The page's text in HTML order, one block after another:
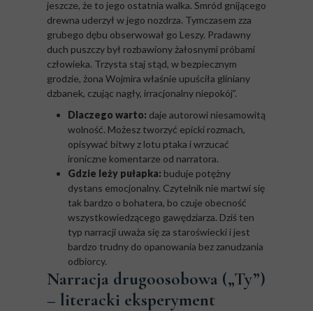
jeszcze, że to jego ostatnia walka. Smród gnijącego
drewna uderzył w jego nozdrza. Tymczasem zza
grubego dębu obserwował go Leszy. Pradawny
duch puszczy był rozbawiony żałosnymi próbami
człowieka. Trzysta staj stąd, w bezpiecznym
grodzie, żona Wojmira właśnie upuściła gliniany
dzbanek, czując nagły, irracjonalny niepokój”.
Dlaczego warto: daje autorowi niesamowitą
wolność. Możesz tworzyć epicki rozmach,
opisywać bitwy z lotu ptaka i wrzucać
ironiczne komentarze od narratora.
Gdzie leży pułapka: buduje potężny
dystans emocjonalny. Czytelnik nie martwi się
tak bardzo o bohatera, bo czuje obecność
wszystkowiedzącego gawędziarza. Dziś ten
typ narracji uważa się za staroświecki i jest
bardzo trudny do opanowania bez zanudzania
odbiorcy.
Narracja drugoosobowa („Ty”)
– literacki eksperyment